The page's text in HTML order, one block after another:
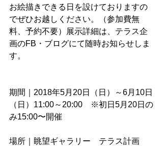
お絵描きできる日を設けておりますの
でぜひお越しください。（参加費無
料、予約不要）展示詳細は、テラス企
画のFB・ブログにて随時お知らせしま
す。
期間｜2018年5月20日（日）～6月10日
（日）11:00～20:00　※初日5月20日の
み15:00〜開催
場所｜眺望ギャラリー　テラス計画